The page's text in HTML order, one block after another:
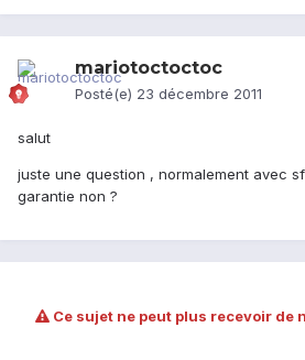
mariotoctoctoc
Posté(e) 23 décembre 2011
salut
juste une question , normalement avec
garantie non ?
Ce sujet ne peut plus recevoir de